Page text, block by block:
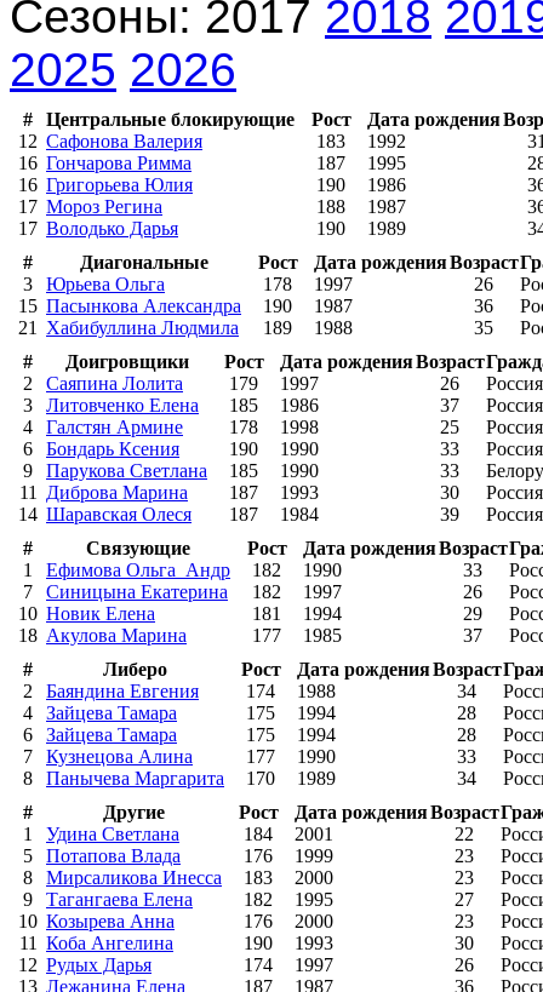
Сезоны: 2017 2018
2025 2026
# Центральные блокирующие Рост Дата рождения
12 Сафонова Валерия 183 1992
16 Гончарова Римма 187 1995
16 Григорьева Юлия 190 1986
17 Мороз Регина 188 1987
17 Володько Дарья 190 1989
#
Диагональные Рост Дата рожденияВозраст
3
Юрьева Ольга 178 1997 26
15 Пасынкова Александра 190 1987 36
21
Хабибуллина Людмила 189 1988 35
#
Доигровщики Рост Дата рожденияВозраст
2
Саяпина Лолита 179 1997 26
Россия
3
Литовченко Елена 185 1986 37
Россия
4
Галстян Армине 178 1998 25
Россия
6
Бондарь Ксения 190 1990 33
Россия
9
Парукова Светлана 185 1990 33
11
Диброва Марина 187 1993 30
Россия
14 Шаравская Олеся 187 1984 39
Россия
#
Связующие Рост Дата рожденияВозраст
1
Ефимова Ольга_Андр 182 1990 33
7
Синицына Екатерина 182 1997 26
10 Новик Елена 181 1994 29
18 Акулова Марина 177 1985 37
#
Либеро Рост Дата рожденияВозраст
2
Баяндина Евгения 174 1988 34
4
Зайцева Тамара 175 1994 28
6
Зайцева Тамара 175 1994 28
7
Кузнецова Алина 177 1990 33
8
Панычева Маргарита 170 1989 34
#
Другие Рост Дата рожденияВозраст
1
Удина Светлана 184 2001 22
5
Потапова Влада 176 1999 23
8
Мирсаликова Инесса 183 2000 23
9
Тагангаева Елена 182 1995 27
10 Козырева Анна 176 2000 23
11 Коба Ангелина 190 1993 30
12 Рудых Дарья 174 1997 26
13 Лежанина Елена 187 1987 36